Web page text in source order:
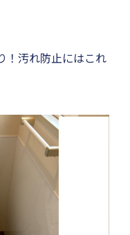
！汚れ防止にはこれ